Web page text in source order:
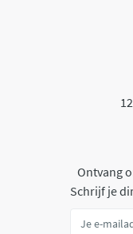
Ontvang
Schrijf je